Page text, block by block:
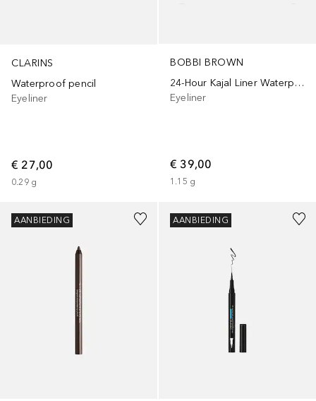
CLARINS
Waterproof pencil
Eyeliner
€ 27,00
0.29 g
BOBBI BROWN
24-Hour Kajal Liner Waterproof
Eyeliner
€ 39,00
1.15 g
AANBIEDING
+
AANBIEDING